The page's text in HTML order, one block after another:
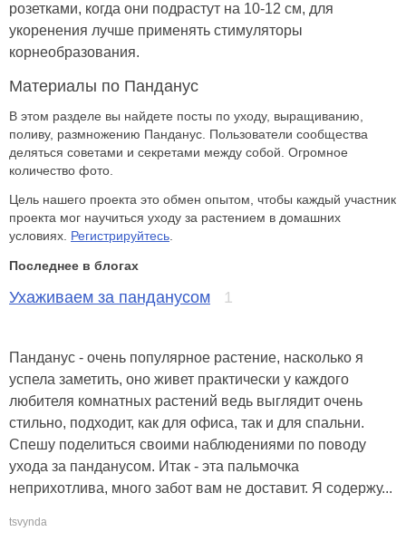
розетками, когда они подрастут на 10-12 см, для
укоренения лучше применять стимуляторы
корнеобразования.
Материалы по Панданус
В этом разделе вы найдете посты по уходу, выращиванию,
поливу, размножению Панданус. Пользователи сообщества
деляться советами и секретами между собой. Огромное
количество фото.
Цель нашего проекта это обмен опытом, чтобы каждый участник
проекта мог научиться уходу за растением в домашних
условиях. Регистрируйтесь.
Последнее в блогах
Ухаживаем за панданусом 1
Панданус - очень популярное растение, насколько я
успела заметить, оно живет практически у каждого
любителя комнатных растений ведь выглядит очень
стильно, подходит, как для офиса, так и для спальни.
Спешу поделиться своими наблюдениями по поводу
ухода за панданусом. Итак - эта пальмочка
неприхотлива, много забот вам не доставит. Я содержу...
tsvynda